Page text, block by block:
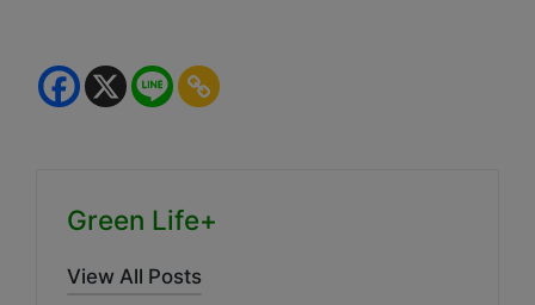
Green Life+
View All Posts